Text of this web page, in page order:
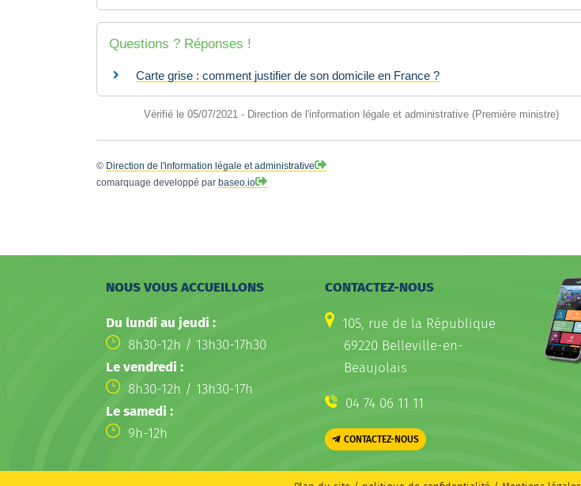
Vérifié le 05/07/2021 - Direction de l'information légale et administrative (Première ministre)
Questions ? Réponses !
Carte grise : comment justifier de son domicile en France ?
© Direction de l'information légale et administrative
comarquage developpé par baseo.io
NOUS VOUS ACCUEILLONS
Du lundi au jeudi :
8h30-12h / 13h30-17h30
Le vendredi :
8h30-12h / 13h30-17h
Le samedi :
9h-12h
CONTACTEZ-NOUS
105, rue de la République
69220 Belleville-en-
Beaujolais
04 74 06 11 11
CONTACTEZ-NOUS